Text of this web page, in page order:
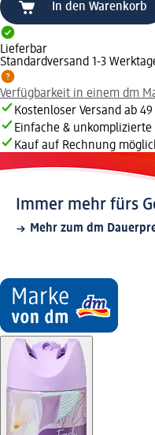
In den Warenkorb
Lieferbar
Standardversand 1-3
Verfügbarkeit in einem dm
Kostenloser Versand ab
Einfache & unkomplizierte
Kauf auf Rechnung
Immer mehr fürs
Mehr zum dm